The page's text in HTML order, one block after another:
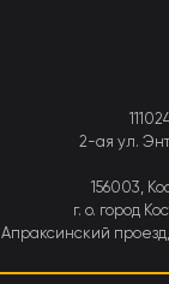
2-ая ул.
156003,
г. о. город
Апраксинский проезд,